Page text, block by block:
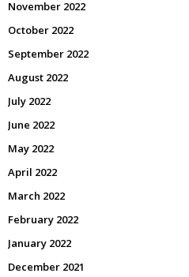
November 2022
October 2022
September 2022
August 2022
July 2022
June 2022
May 2022
April 2022
March 2022
February 2022
January 2022
December 2021